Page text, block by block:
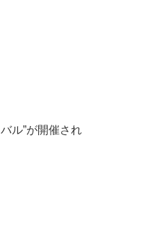
ル”が開催され